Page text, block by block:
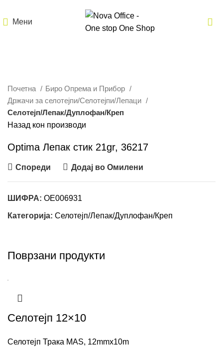
Мени
Почетна
Биро Опрема и Прибор
Држачи за селотејпи/Селотејпи/Лепаци
Селотејп/Лепак/Дуплофан/Креп
Назад кон производи
Optima Лепак стик 21gr, 36217
Спореди Додај во Омилени
ШИФРА: OE006931
Категорија: Селотејп/Лепак/Дуплофан/Креп
Поврзани продукти
Селотејп 12×10
Селотејп Трака MAS, 12mmx10m